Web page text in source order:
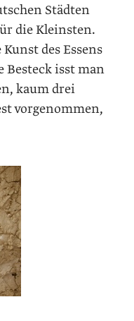
Städten
die Kleinsten.
des Essens
isst man
kaum drei
vorgenommen,